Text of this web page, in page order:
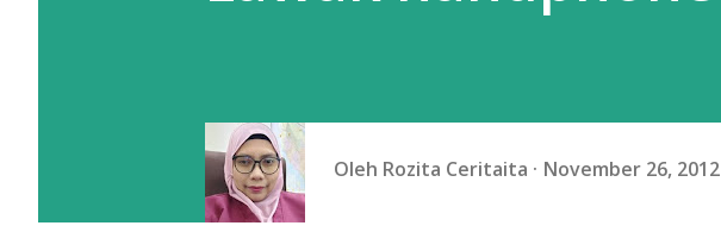
Oleh Rozita Ceritaita November 26, 2012